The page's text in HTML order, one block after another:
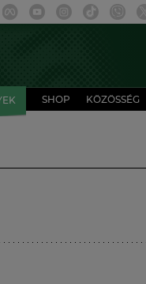
SHOP KÖZÖSSÉG